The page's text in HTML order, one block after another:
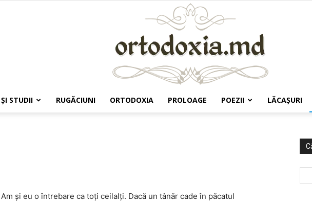
STUDII RUGĂCIUNI ORTODOXIA PROLOAGE POEZII LĂCAŞURI
şi eu o întrebare ca toţi ceilalţi. Dacă un tânăr cade în păcatul